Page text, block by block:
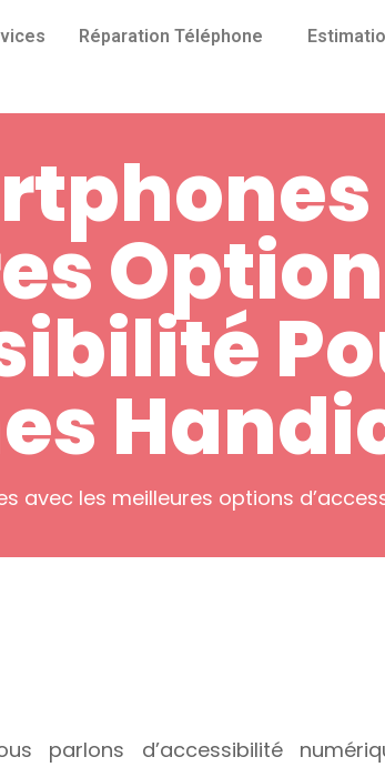
Réparation Téléphone
avec les meilleures options
parlons d’accessibilité